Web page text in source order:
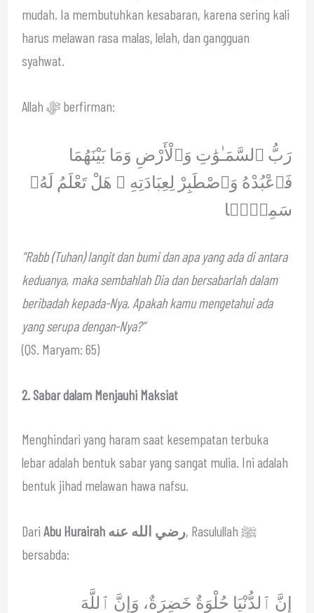
mudah. Ia membutuhkan kesabaran, karena sering kali
harus melawan rasa malas, lelah, dan gangguan
syahwat.
Allah ﷻ berfirman:
رَبُّ ٱلسَّمَـٰوَٰتِ وَٱلْأَرْضِ وَمَا بَيْنَهُمَا
فَٱعْبُدْهُ وَٱصْطَبِرْ لِعِبَادَتِهِ ۚ هَلْ تَعْلَمُ لَهُۥ
سَمِيًّۭا
“Rabb (Tuhan) langit dan bumi dan apa yang ada di antara
keduanya, maka sembahlah Dia dan bersabarlah dalam
beribadah kepada-Nya. Apakah kamu mengetahui ada
yang serupa dengan-Nya?”
(QS. Maryam: 65)
2. Sabar dalam Menjauhi Maksiat
Menghindari yang haram saat kesempatan terbuka
lebar adalah bentuk sabar yang sangat mulia. Ini adalah
bentuk jihad melawan hawa nafsu.
Dari Abu Hurairah رضي الله عنه, Rasulullah ﷺ
bersabda:
إِنَّ ٱلدُّنْيَا حُلْوَةٌ خَضِرَةٌ، وَإِنَّ ٱللَّهَ